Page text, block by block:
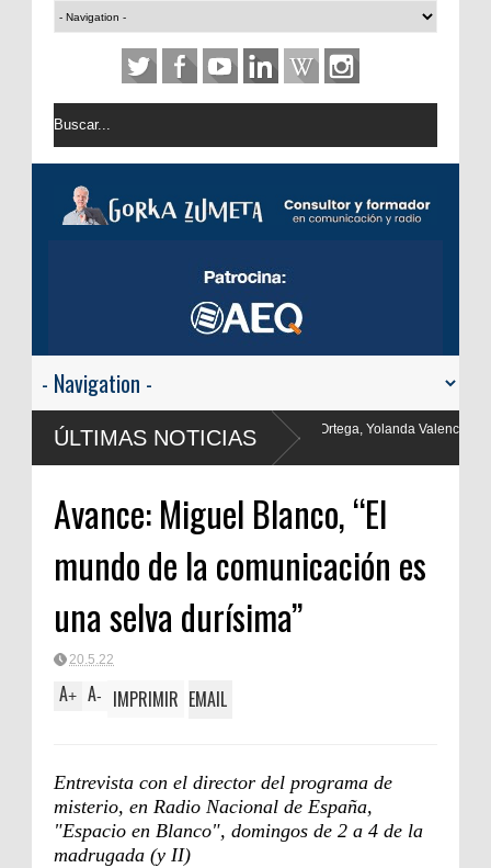
ÚLTIMAS NOTICIAS
Yolanda Valencia y Frank Blanco regresan a
Avance: Miguel Blanco, “El
mundo de la comunicación es
una selva durísima”
20.5.22
A+ A- IMPRIMIR EMAIL
Entrevista con el director del programa de
misterio, en Radio Nacional de España,
"Espacio en Blanco", domingos de 2 a 4 de la
madrugada (y II)